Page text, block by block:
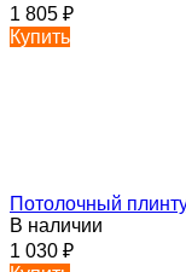
1 805 ₽
Купить
Потолочный
В наличии
1 030 ₽